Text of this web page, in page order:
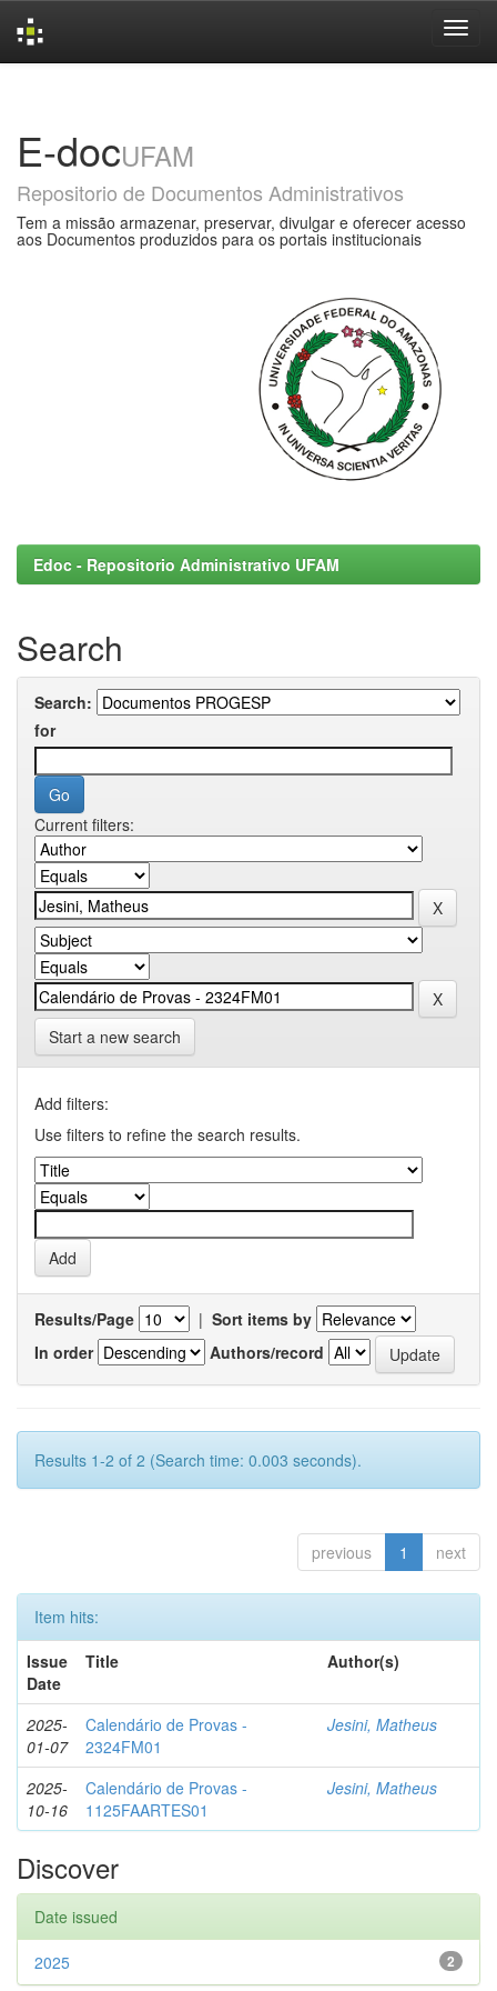
E-docUFAM
Repositorio de Documentos Administrativos
Tem a missão armazenar, preservar, divulgar e oferecer acesso
aos Documentos produzidos para os portais institucionais
Edoc - Repositorio Administrativo UFAM
Search
Search:
for
Current filters:
Start a new search
Add filters:
Use filters to refine the search results.
Results/Page | Sort items by
In order
Authors/record
Results 1-2 of 2 (Search time: 0.003 seconds).
previous 1 next
Item hits:
Issue
Date
Title Author(s)
2025-
01-07
Calendário de Provas -
2324FM01
Jesini, Matheus
2025-
10-16
Calendário de Provas -
1125FAARTES01
Jesini, Matheus
Discover
Date issued
2
2025